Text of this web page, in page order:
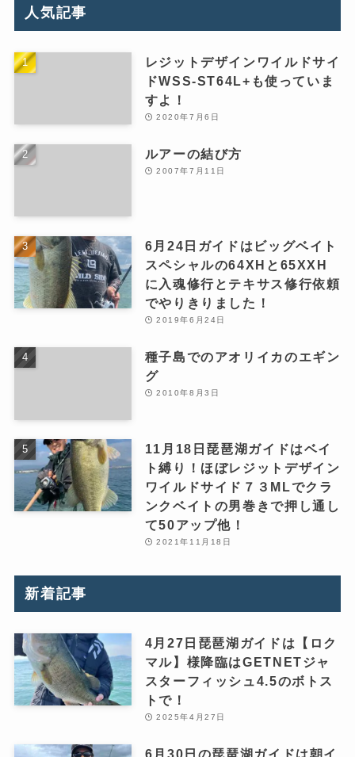
人気記事
レジットデザインワイルドサイ
ドWSS-ST64L+も使っていま
すよ！
2020年7月6日
ルアーの結び方
2007年7月11日
6月24日ガイドはビッグベイト
スペシャルの64XHと65XXH
に入魂修行とテキサス修行依頼
でやりきりました！
2019年6月24日
種子島でのアオリイカのエギン
グ
2010年8月3日
11月18日琵琶湖ガイドはベイ
ト縛り！ほぼレジットデザイン
ワイルドサイド７３MLでクラ
ンクベイトの男巻きで押し通し
て50アップ他！
2021年11月18日
新着記事
4月27日琵琶湖ガイドは【ロク
マル】様降臨はGETNETジャ
スターフィッシュ4.5のボトス
トで！
2025年4月27日
6月30日の琵琶湖ガイドは朝イ